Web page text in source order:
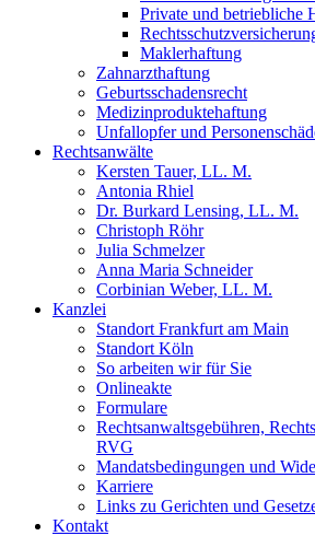
Private und betriebliche
Maklerhaftung
Zahnarzthaftung
Geburtsschadensrecht
Medizinproduktehaftung
Unfallopfer und
Rechtsanwälte
Kersten Tauer, LL. M.
Antonia Rhiel
Dr. Burkard Lensing, LL. M.
Christoph Röhr
Julia Schmelzer
Anna Maria Schneider
Corbinian Weber, LL. M.
Kanzlei
Standort Frankfurt am Main
Standort Köln
So arbeiten wir für Sie
Onlineakte
Formulare
Rechtsanwaltsgebühren,
RVG
Mandatsbedingungen und
Karriere
Links zu Gerichten und
Kontakt